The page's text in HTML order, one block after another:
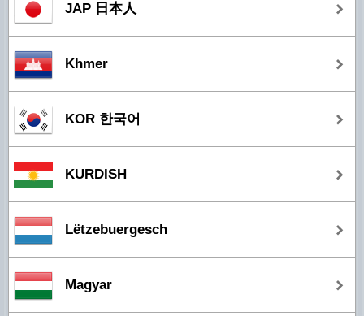
JAP 日本人
Khmer
KOR 한국어
KURDISH
Lëtzebuergesch
Magyar